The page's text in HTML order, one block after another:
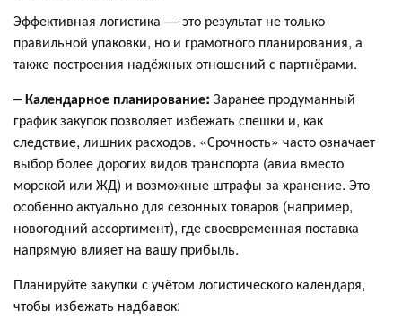
Эффективная логистика — это результат не только
правильной упаковки, но и грамотного планирования, а
также построения надёжных отношений с партнёрами.
–Календарное планирование: Заранее продуманный
график закупок позволяет избежать спешки и, как
следствие, лишних расходов. «Срочность» часто означает
выбор более дорогих видов транспорта (авиа вместо
морской или ЖД) и возможные штрафы за хранение. Это
особенно актуально для сезонных товаров (например,
новогодний ассортимент), где своевременная поставка
напрямую влияет на вашу прибыль.
Планируйте закупки с учётом логистического календаря,
чтобы избежать надбавок: